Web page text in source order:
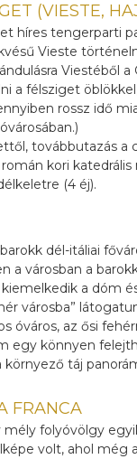
(VIESTE,
híres tengerparti
Vieste
Viestéből
a félsziget
rossz idő
továbbutazás a
kori
(4 éj).
dél-itáliai
a városban a
a dóm
városba”
óváros, az ősi
egy könnyen
táj
FRANCA
folyóvölgy
volt, ahol még